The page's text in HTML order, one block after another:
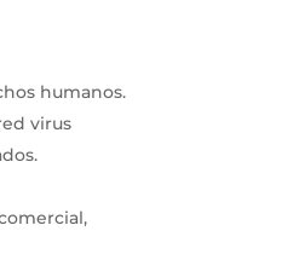
humanos.
virus